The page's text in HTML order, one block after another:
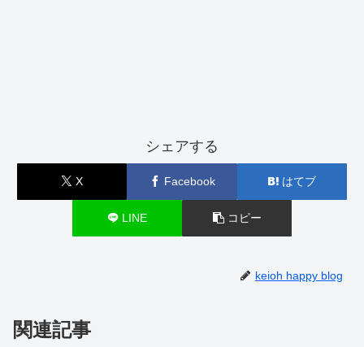
シェアする
X Facebook はてブ
LINE コピー
keioh happy blog
関連記事